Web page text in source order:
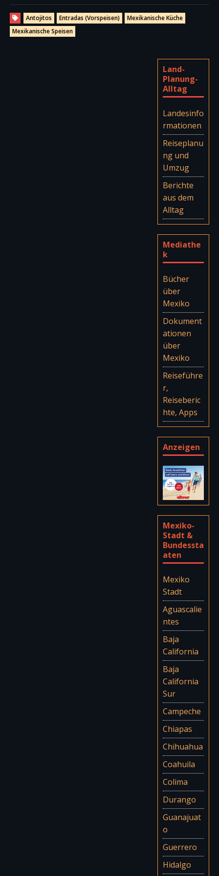
Antojitos Entradas (Vorspeisen)
Mexikanische Küche
Mexikanische Speisen
Land-
Planung-
Alltag
Landesinfo
rmationen
Reiseplanu
ng und
Umzug
Berichte
aus dem
Alltag
Mediathe
k
Bücher
über
Mexiko
Dokument
ationen
über
Mexiko
Reiseführe
r,
Reiseberic
hte, Apps
Anzeigen
Mexiko-
Stadt &
Bundessta
aten
Mexiko
Stadt
Aguascalie
ntes
Baja
California
Baja
California
Sur
Campeche
Chiapas
Chihuahua
Coahuila
Colima
Durango
Guanajuat
o
Guerrero
Hidalgo